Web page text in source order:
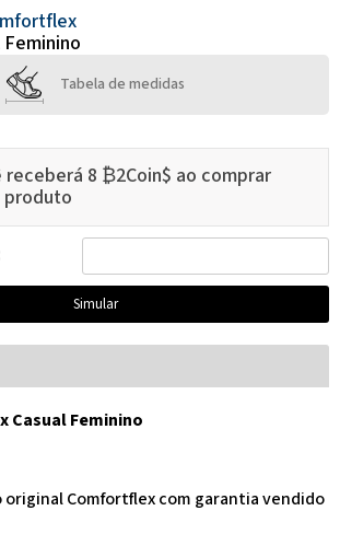
Feminino
Tabela de medidas
receberá 8 ₿2Coin$ ao comprar
produto
Casual Feminino
original Comfortflex com garantia vendido